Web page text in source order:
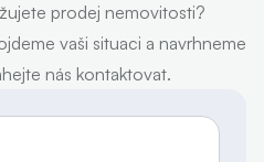
prodej nemovitosti?
vaši situaci a navrhneme
nás kontaktovat.